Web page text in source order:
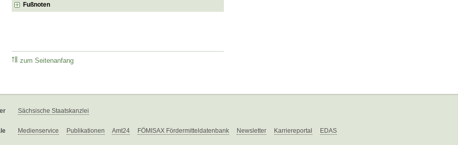
Fußnoten
zum Seitenanfang
Sächsische Staatskanzlei
Medienservice Publikationen Amt24 FÖMISAX Fördermitteldatenbank Newsletter Karriereportal EDAS